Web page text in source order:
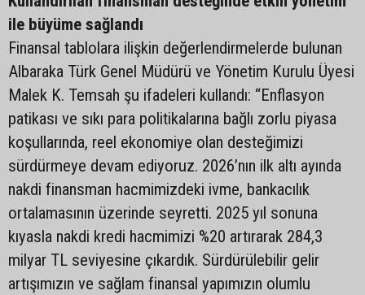
ile büyüme sağlandı
Finansal tablolara ilişkin değerlendirmelerde bulunan
Albaraka Türk Genel Müdürü ve Yönetim Kurulu Üyesi
Malek K. Temsah şu ifadeleri kullandı: “Enflasyon
patikası ve sıkı para politikalarına bağlı zorlu piyasa
koşullarında, reel ekonomiye olan desteğimizi
sürdürmeye devam ediyoruz. 2026’nın ilk altı ayında
nakdi finansman hacmimizdeki ivme, bankacılık
ortalamasının üzerinde seyretti. 2025 yıl sonuna
kıyasla nakdi kredi hacmimizi %20 artırarak 284,3
milyar TL seviyesine çıkardık. Sürdürülebilir gelir
artışımızın ve sağlam finansal yapımızın olumlu